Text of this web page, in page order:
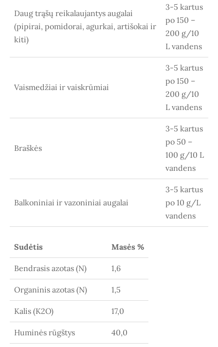
Daug trąšų reikalaujantys augalai
(pipirai, pomidorai, agurkai, artišokai ir
kiti)
3-5 kartus
po 150 –
200 g/10
L vandens
Vaismedžiai ir vaiskrūmiai
3-5 kartus
po 150 –
200 g/10
L vandens
Braškės
3-5 kartus
po 50 –
100 g/10 L
vandens
Balkoniniai ir vazoniniai augalai
3-5 kartus
po 10 g/L
vandens
Sudėtis Masės %
Bendrasis azotas (N) 1,6
Organinis azotas (N) 1,5
Kalis (K2O) 17,0
Huminės rūgštys 40,0